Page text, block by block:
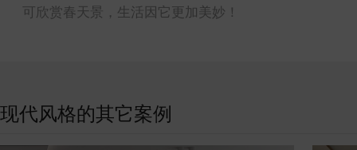
可欣赏春天景，生活因它更加美妙！
现代风格的其它案例